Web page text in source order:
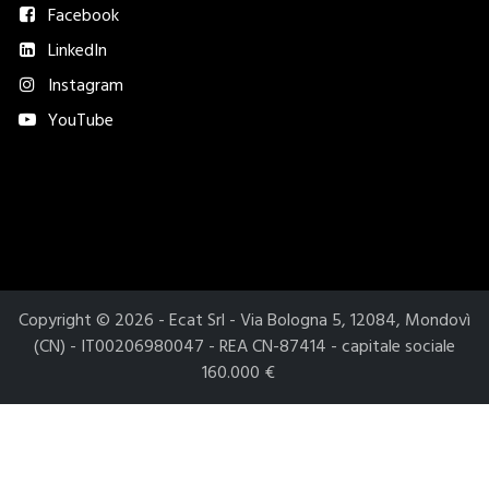
Facebook
LinkedIn
Instagram
YouTube
Copyright © 2026 - Ecat Srl - Via Bologna 5, 12084, Mondovì
(CN) - IT00206980047 - REA CN-87414 - capitale sociale
160.000 €